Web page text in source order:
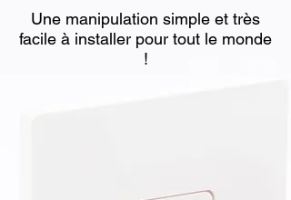
Une manipulation simple et très
facile à installer pour tout le monde
!